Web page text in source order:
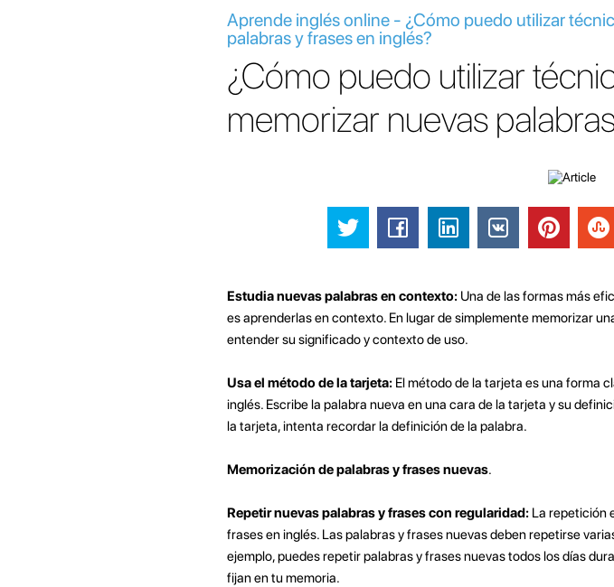
Aprende inglés online - ¿Cómo puedo utilizar
palabras y frases en inglés?
¿Cómo puedo utilizar
memorizar nuevas
Estudia nuevas palabras en contexto:Una de las formas más
es aprenderlas en contexto. En lugar de simplemente memorizar
entender su significado y contexto de uso.
Usa el método de la tarjeta:El método de la tarjeta es una forma
inglés. Escribe la palabra nueva en una cara de la tarjeta y su
la tarjeta, intenta recordar la definición de la palabra.
Memorización de palabras y frases nuevas.
Repetir nuevas palabras y frases con regularidad:La repetición
frases en inglés. Las palabras y frases nuevas deben repetirse
ejemplo, puedes repetir palabras y frases nuevas todos los días
fijan en tu memoria.